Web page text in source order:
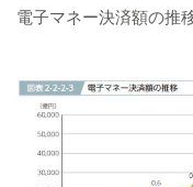
電子マネー決済額の推